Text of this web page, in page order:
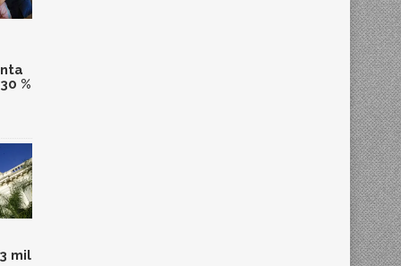
%
mil